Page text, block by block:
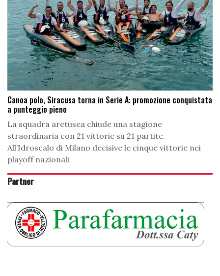
Canoa polo, Siracusa torna in Serie A: promozione conquistata
a punteggio pieno
La squadra aretusea chiude una stagione
straordinaria con 21 vittorie su 21 partite.
All’Idroscalo di Milano decisive le cinque vittorie nei
playoff nazionali
Partner